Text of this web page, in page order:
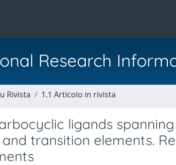
Research
Rivista 1.1 Articolo in rivista
ligands
transition elements.